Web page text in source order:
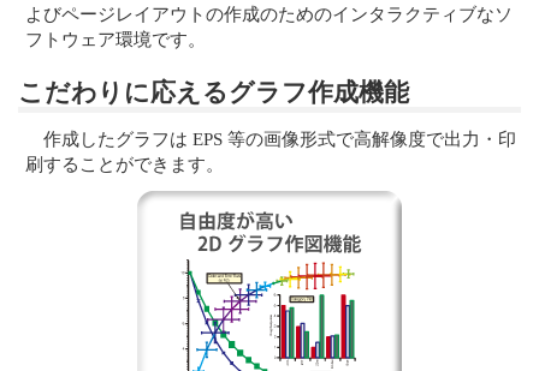
よびページレイアウトの作成のためのインタラクティブなソ
フトウェア環境です。
こだわりに応えるグラフ作成機能
作成したグラフは EPS 等の画像形式で高解像度で出力・印
刷することができます。